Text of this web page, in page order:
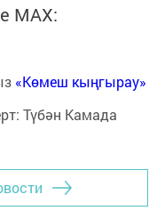
MАХ:
«Көмеш кыңгырау»